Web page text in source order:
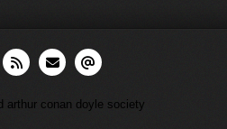
arthur conan doyle society